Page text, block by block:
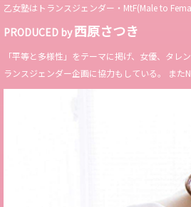
乙女塾はトランスジェンダー・MtF(Male to
PRODUCED by西原さつき
「平等と多様性」をテーマに掲げ、女優、タ
ランスジェンダー企画に協力もしている。 ま